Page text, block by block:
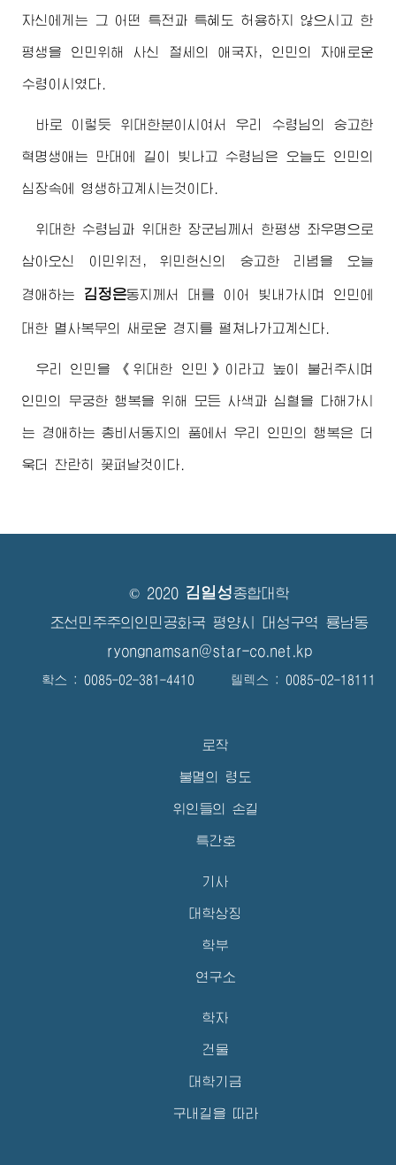
자신에게는 그 어떤 특전과 특혜도 허용하지 않으시고 한
평생을 인민위해 사신 절세의 애국자, 인민의 자애로운
수령 이시였다.
바로 이렇듯 위대한분이시여서 우리 수령님 의 숭고한
혁명생애는 만대에 길이 빛나고 수령님 은 오늘도 인민의
심장속에 영생하고계시는것이다.
위대한 수령님 과 위대한 장군님께서 한평생 좌우명으로
삼아오신 이민위천, 위민헌신의 숭고한 리념을 오늘
경애하는 김정은동지 께서 대를 이어 빛내가시며 인민에
대한 멸사복무의 새로운 경지를 펼쳐나가고계신다.
우리 인민을 《위대한 인민》이라고 높이 불러주시며
인민의 무궁한 행복을 위해 모든 사색과 심혈을 다해가시
는 경애하는 총비서동지의 품에서 우리 인민의 행복은 더
욱더 찬란히 꽃펴날것이다.
© 2020 김일성종합대학
조선민주주의인민공화국 평양시 대성구역 룡남동
ryongnamsan@star-co.net.kp
확스 : 0085-02-381-4410 텔렉스 : 0085-02-18111
로작
불멸의 령도
위인들의 손길
특간호
기사
대학상징
학부
연구소
학자
건물
대학기금
구내길을 따라